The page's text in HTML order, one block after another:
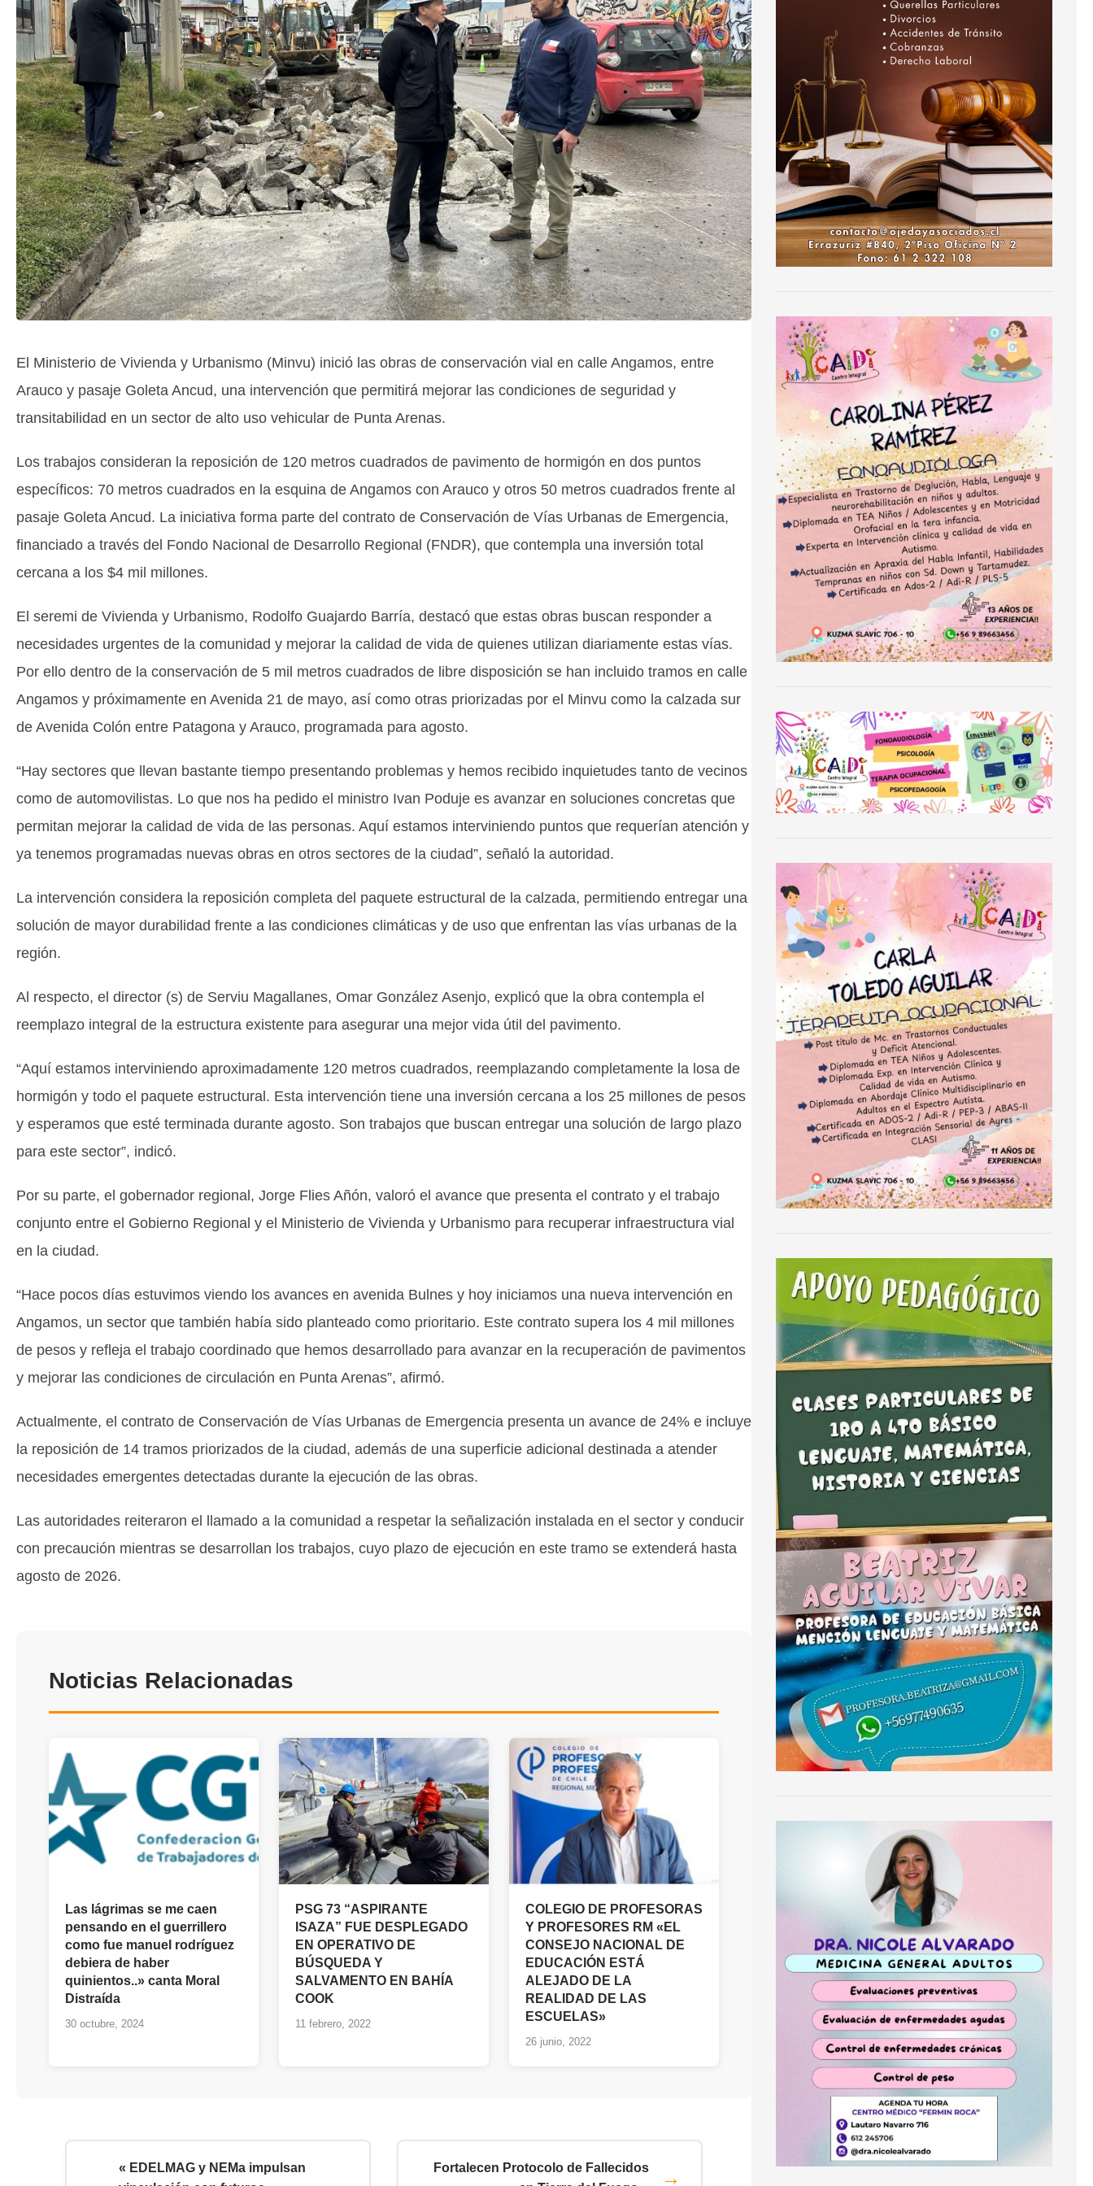
El Ministerio de Vivienda y Urbanismo (Minvu) inició las obras de conservación vial en calle Angamos, entre
Arauco y pasaje Goleta Ancud, una intervención que permitirá mejorar las condiciones de seguridad y
transitabilidad en un sector de alto uso vehicular de Punta Arenas.
Los trabajos consideran la reposición de 120 metros cuadrados de pavimento de hormigón en dos puntos
específicos: 70 metros cuadrados en la esquina de Angamos con Arauco y otros 50 metros cuadrados frente al
pasaje Goleta Ancud. La iniciativa forma parte del contrato de Conservación de Vías Urbanas de Emergencia,
financiado a través del Fondo Nacional de Desarrollo Regional (FNDR), que contempla una inversión total
cercana a los $4 mil millones.
El seremi de Vivienda y Urbanismo, Rodolfo Guajardo Barría, destacó que estas obras buscan responder a
necesidades urgentes de la comunidad y mejorar la calidad de vida de quienes utilizan diariamente estas vías.
Por ello dentro de la conservación de 5 mil metros cuadrados de libre disposición se han incluido tramos en calle
Angamos y próximamente en Avenida 21 de mayo, así como otras priorizadas por el Minvu como la calzada sur
de Avenida Colón entre Patagona y Arauco, programada para agosto.
“Hay sectores que llevan bastante tiempo presentando problemas y hemos recibido inquietudes tanto de vecinos
como de automovilistas. Lo que nos ha pedido el ministro Ivan Poduje es avanzar en soluciones concretas que
permitan mejorar la calidad de vida de las personas. Aquí estamos interviniendo puntos que requerían atención y
ya tenemos programadas nuevas obras en otros sectores de la ciudad”, señaló la autoridad.
La intervención considera la reposición completa del paquete estructural de la calzada, permitiendo entregar una
solución de mayor durabilidad frente a las condiciones climáticas y de uso que enfrentan las vías urbanas de la
región.
Al respecto, el director (s) de Serviu Magallanes, Omar González Asenjo, explicó que la obra contempla el
reemplazo integral de la estructura existente para asegurar una mejor vida útil del pavimento.
“Aquí estamos interviniendo aproximadamente 120 metros cuadrados, reemplazando completamente la losa de
hormigón y todo el paquete estructural. Esta intervención tiene una inversión cercana a los 25 millones de pesos
y esperamos que esté terminada durante agosto. Son trabajos que buscan entregar una solución de largo plazo
para este sector”, indicó.
Por su parte, el gobernador regional, Jorge Flies Añón, valoró el avance que presenta el contrato y el trabajo
conjunto entre el Gobierno Regional y el Ministerio de Vivienda y Urbanismo para recuperar infraestructura vial
en la ciudad.
“Hace pocos días estuvimos viendo los avances en avenida Bulnes y hoy iniciamos una nueva intervención en
Angamos, un sector que también había sido planteado como prioritario. Este contrato supera los 4 mil millones
de pesos y refleja el trabajo coordinado que hemos desarrollado para avanzar en la recuperación de pavimentos
y mejorar las condiciones de circulación en Punta Arenas”, afirmó.
Actualmente, el contrato de Conservación de Vías Urbanas de Emergencia presenta un avance de 24% e incluye
la reposición de 14 tramos priorizados de la ciudad, además de una superficie adicional destinada a atender
necesidades emergentes detectadas durante la ejecución de las obras.
Las autoridades reiteraron el llamado a la comunidad a respetar la señalización instalada en el sector y conducir
con precaución mientras se desarrollan los trabajos, cuyo plazo de ejecución en este tramo se extenderá hasta
agosto de 2026.
Noticias Relacionadas
Las lágrimas se me caen
pensando en el guerrillero
como fue manuel rodríguez
debiera de haber
quinientos..» canta Moral
Distraída
30 octubre, 2024
PSG 73 “ASPIRANTE
ISAZA” FUE DESPLEGADO
EN OPERATIVO DE
BÚSQUEDA Y
SALVAMENTO EN BAHÍA
COOK
11 febrero, 2022
COLEGIO DE PROFESORAS
Y PROFESORES RM «EL
CONSEJO NACIONAL DE
EDUCACIÓN ESTÁ
ALEJADO DE LA
REALIDAD DE LAS
ESCUELAS»
26 junio, 2022
« EDELMAG y NEMa impulsan
Fortalecen Protocolo de Fallecidos